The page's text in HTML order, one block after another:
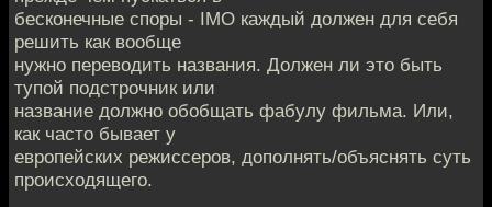
бесконечные споры - IMO каждый должен для себя
решить как вообще
нужно переводить названия. Должен ли это быть
тупой подстрочник или
название должно обобщать фабулу фильма. Или,
как часто бывает у
европейских режиссеров, дополнять/объяснять суть
происходящего.